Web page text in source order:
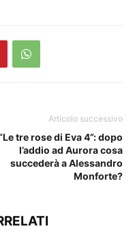
Articolo successivo
tre rose di Eva 4”: dopo
l’addio ad Aurora cosa
succederà a Alessandro
Monforte?